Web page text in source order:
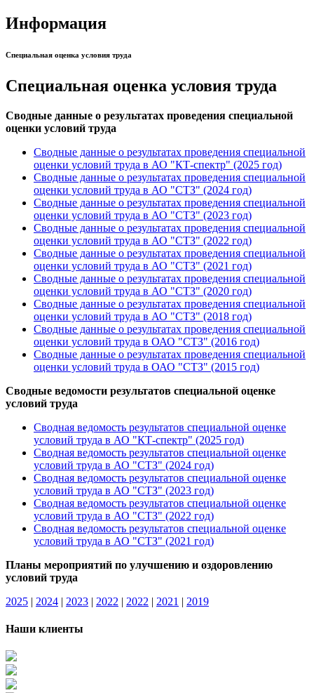
Информация
Специальная оценка условия труда
Специальная оценка условия труда
Сводные данные о результатах проведения специальной
оценки условий труда
Сводные данные о результатах проведения специальной
оценки условий труда в АО "КТ-спектр" (2025 год)
Сводные данные о результатах проведения специальной
оценки условий труда в АО "СТЗ" (2024 год)
Сводные данные о результатах проведения специальной
оценки условий труда в АО "СТЗ" (2023 год)
Сводные данные о результатах проведения специальной
оценки условий труда в АО "СТЗ" (2022 год)
Сводные данные о результатах проведения специальной
оценки условий труда в АО "СТЗ" (2021 год)
Сводные данные о результатах проведения специальной
оценки условий труда в АО "СТЗ" (2020 год)
Сводные данные о результатах проведения специальной
оценки условий труда в АО "СТЗ" (2018 год)
Сводные данные о результатах проведения специальной
оценки условий труда в ОАО "СТЗ" (2016 год)
Сводные данные о результатах проведения специальной
оценки условий труда в ОАО "СТЗ" (2015 год)
Сводные ведомости результатов специальной оценке
условий труда
Сводная ведомость результатов специальной оценке
условий труда в АО "КТ-спектр" (2025 год)
Сводная ведомость результатов специальной оценке
условий труда в АО "СТЗ" (2024 год)
Сводная ведомость результатов специальной оценке
условий труда в АО "СТЗ" (2023 год)
Сводная ведомость результатов специальной оценке
условий труда в АО "СТЗ" (2022 год)
Сводная ведомость результатов специальной оценке
условий труда в АО "СТЗ" (2021 год)
Планы мероприятий по улучшению и оздоровлению
условий труда
2025 | 2024 | 2023 | 2022 | 2022 | 2021 | 2019
Наши клиенты